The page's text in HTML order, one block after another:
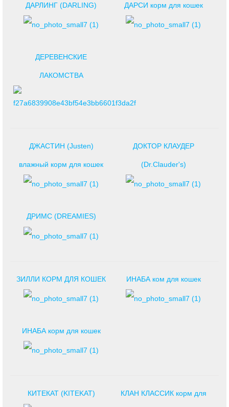
ДАРЛИНГ (DARLING) ДАРСИ корм для кошек
ДЕРЕВЕНСКИЕ
ЛАКОМСТВА
ДЖАСТИН (Justen)
влажный корм для кошек
ДОКТОР КЛАУДЕР
(Dr.Clauder's)
ДРИМС (DREAMIES)
ЗИЛЛИ КОРМ ДЛЯ КОШЕК ИНАБА ком для кошек
ИНАБА корм для кошек
КИТЕКАТ (KITEKAT) КЛАН КЛАССИК корм для